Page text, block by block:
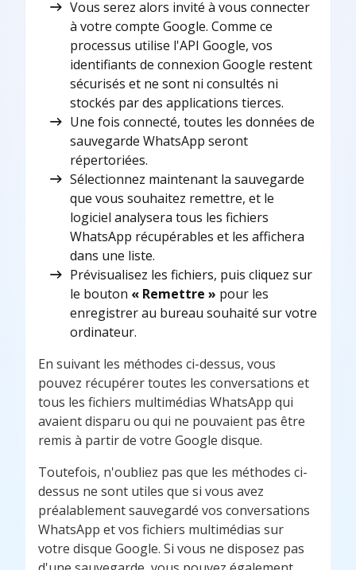
Vous serez alors invité à vous connecter
à votre compte Google. Comme ce
processus utilise l'API Google, vos
identifiants de connexion Google restent
sécurisés et ne sont ni consultés ni
stockés par des applications tierces.
Une fois connecté, toutes les données de
sauvegarde WhatsApp seront
répertoriées.
Sélectionnez maintenant la sauvegarde
que vous souhaitez remettre, et le
logiciel analysera tous les fichiers
WhatsApp récupérables et les affichera
dans une liste.
Prévisualisez les fichiers, puis cliquez sur
le bouton « Remettre » pour les
enregistrer au bureau souhaité sur votre
ordinateur.
En suivant les méthodes ci-dessus, vous
pouvez récupérer toutes les conversations et
tous les fichiers multimédias WhatsApp qui
avaient disparu ou qui ne pouvaient pas être
remis à partir de votre Google disque.
Toutefois, n'oubliez pas que les méthodes ci-
dessus ne sont utiles que si vous avez
préalablement sauvegardé vos conversations
WhatsApp et vos fichiers multimédias sur
votre disque Google. Si vous ne disposez pas